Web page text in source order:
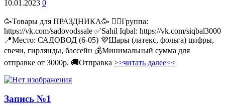
10.01.2023 0
🥳Товары для ПРАЗДНИКА🥳 👉🏻Группа:
https://vk.com/sadovodssale ✅Sahil Iqbal: https://vk.com/siqbal3000
📍Место: САДОВОД (6-05) 💜Шары (латекс, фольга) цифры,
свечи, гирлянды, бассейн 💰Минимальный сумма для
отправке от 3000р. 🚚Отправка >>читать далее<<
Запись №1